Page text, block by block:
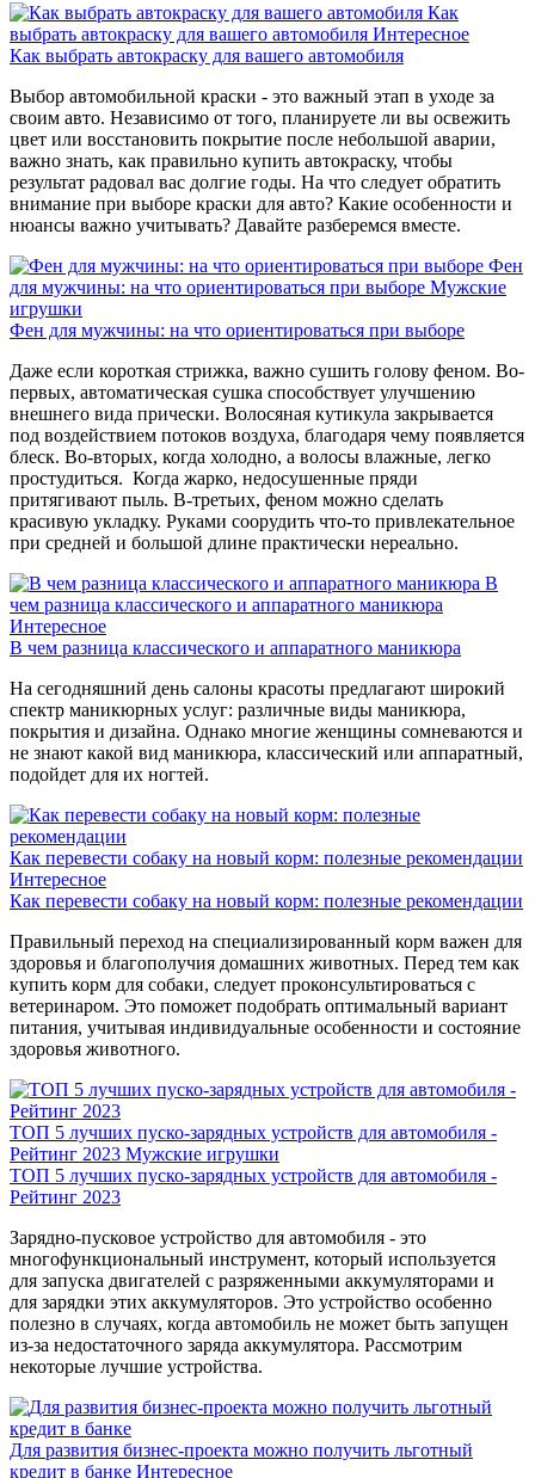
Как
выбрать автокраску для вашего автомобиля Интересное
Как выбрать автокраску для вашего автомобиля
Выбор автомобильной краски - это важный этап в уходе за
своим авто. Независимо от того, планируете ли вы освежить
цвет или восстановить покрытие после небольшой аварии,
важно знать, как правильно купить автокраску, чтобы
результат радовал вас долгие годы. На что следует обратить
внимание при выборе краски для авто? Какие особенности и
нюансы важно учитывать? Давайте разберемся вместе.
Фен
для мужчины: на что ориентироваться при выборе Мужские
игрушки
Фен для мужчины: на что ориентироваться при выборе
Даже если короткая стрижка, важно сушить голову феном. Во-
первых, автоматическая сушка способствует улучшению
внешнего вида прически. Волосяная кутикула закрывается
под воздействием потоков воздуха, благодаря чему появляется
блеск. Во-вторых, когда холодно, а волосы влажные, легко
простудиться. Когда жарко, недосушенные пряди
притягивают пыль. В-третьих, феном можно сделать
красивую укладку. Руками соорудить что-то привлекательное
при средней и большой длине практически нереально.
В
чем разница классического и аппаратного маникюра
Интересное
В чем разница классического и аппаратного маникюра
На сегодняшний день салоны красоты предлагают широкий
спектр маникюрных услуг: различные виды маникюра,
покрытия и дизайна. Однако многие женщины сомневаются и
не знают какой вид маникюра, классический или аппаратный,
подойдет для их ногтей.
Как перевести собаку на новый корм: полезные рекомендации
Интересное
Как перевести собаку на новый корм: полезные рекомендации
Правильный переход на специализированный корм важен для
здоровья и благополучия домашних животных. Перед тем как
купить корм для собаки, следует проконсультироваться с
ветеринаром. Это поможет подобрать оптимальный вариант
питания, учитывая индивидуальные особенности и состояние
здоровья животного.
ТОП 5 лучших пуско-зарядных устройств для автомобиля -
Рейтинг 2023 Мужские игрушки
ТОП 5 лучших пуско-зарядных устройств для автомобиля -
Рейтинг 2023
Зарядно-пусковое устройство для автомобиля - это
многофункциональный инструмент, который используется
для запуска двигателей с разряженными аккумуляторами и
для зарядки этих аккумуляторов. Это устройство особенно
полезно в случаях, когда автомобиль не может быть запущен
из-за недостаточного заряда аккумулятора. Рассмотрим
некоторые лучшие устройства.
Для развития бизнес-проекта можно получить льготный
кредит в банке Интересное